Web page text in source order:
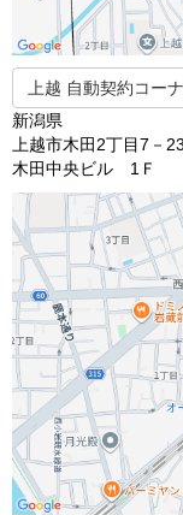
上越 自動契約コー
新潟県
上越市木田2丁目7－23
木田中央ビル 1Ｆ